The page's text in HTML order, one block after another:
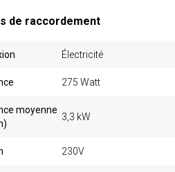
de raccordement
Électricité
275 Watt
moyenne
3,3 kW
230V